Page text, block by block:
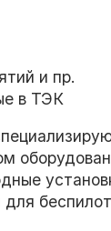
и пр.
в ТЭК